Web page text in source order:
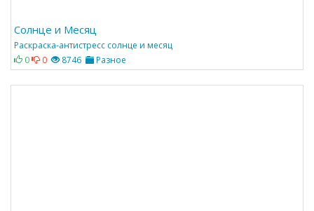
Солнце и Месяц
Раскраска-антистресс солнце и месяц
0
0 8746 Разное